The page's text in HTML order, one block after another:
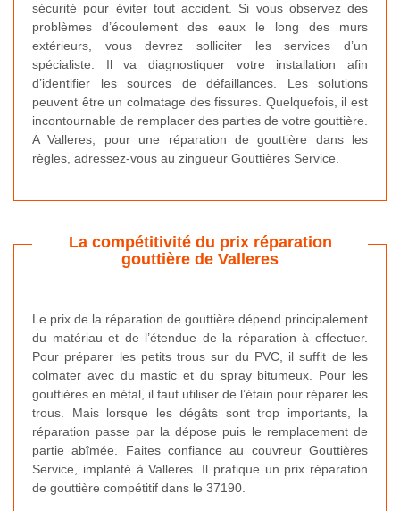
sécurité pour éviter tout accident. Si vous observez des
problèmes d’écoulement des eaux le long des murs
extérieurs, vous devrez solliciter les services d’un
spécialiste. Il va diagnostiquer votre installation afin
d’identifier les sources de défaillances. Les solutions
peuvent être un colmatage des fissures. Quelquefois, il est
incontournable de remplacer des parties de votre gouttière.
A Valleres, pour une réparation de gouttière dans les
règles, adressez-vous au zingueur Gouttières Service.
La compétitivité du prix réparation
gouttière de Valleres
Le prix de la réparation de gouttière dépend principalement
du matériau et de l’étendue de la réparation à effectuer.
Pour préparer les petits trous sur du PVC, il suffit de les
colmater avec du mastic et du spray bitumeux. Pour les
gouttières en métal, il faut utiliser de l’étain pour réparer les
trous. Mais lorsque les dégâts sont trop importants, la
réparation passe par la dépose puis le remplacement de
partie abîmée. Faites confiance au couvreur Gouttières
Service, implanté à Valleres. Il pratique un prix réparation
de gouttière compétitif dans le 37190.